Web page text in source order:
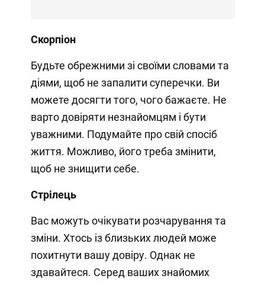
Скорпіон
Будьте обрежними зі своїми словами та
діями, щоб не запалити суперечки. Ви
можете досягти того, чого бажаєте. Не
варто довіряти незнайомцям і бути
уважними. Подумайте про свій спосіб
життя. Можливо, його треба змінити,
щоб не знищити себе.
Стрілець
Вас можуть очікувати розчарування та
зміни. Хтось із близьких людей може
похитнути вашу довіру. Однак не
здавайтеся. Серед ваших знайомих